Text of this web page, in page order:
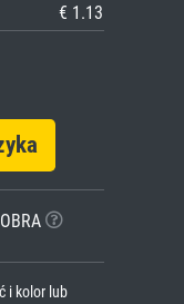
€ 1.13
i kolor lub